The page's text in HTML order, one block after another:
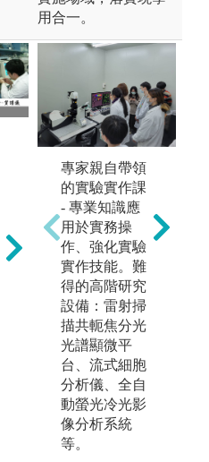
用合一。
產品或技術研
究與開發（新
產品開發課
程）
綜合食品分
析，食品化
學，食品加工
及食品微生物
等專業課程的
修習，進行新
產品或新加工
專家親自帶領
的實驗實作課
- 專業知識應
用於實務操
作、強化實驗
實作技能。難
得的高階研究
設備：雷射掃
描共軛焦分光
光譜顯微平
台、流式細胞
分析儀、全自
動螢光冷光影
像分析系統
等。